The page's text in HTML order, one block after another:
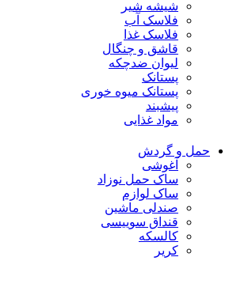
شیشه شیر
فلاسک آب
فلاسک غذا
قاشق و چنگال
لیوان ضدچکه
پستانک
پستانک میوه خوری
پیشبند
مواد غذایی
حمل و گردش
آغوشی
ساک حمل نوزاد
ساک لوازم
صندلی ماشین
قنداق سوییسی
کالسکه
کریر